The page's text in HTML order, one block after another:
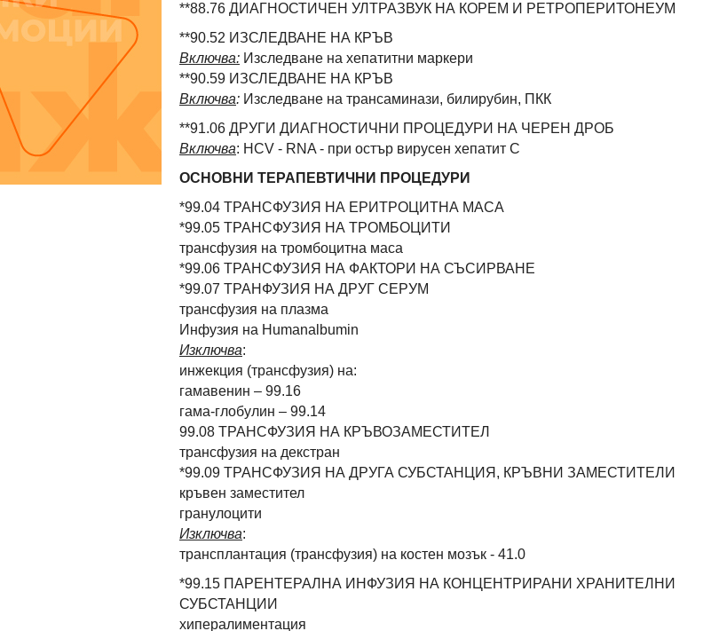
**88.76 ДИАГНОСТИЧЕН УЛТРАЗВУК НА КОРЕМ И РЕТРОПЕРИТОНЕУМ
**90.52 ИЗСЛЕДВАНЕ НА КРЪВ
Включва: Изследване на хепатитни маркери
**90.59 ИЗСЛЕДВАНЕ НА КРЪВ
Включва: Изследване на трансаминази, билирубин, ПКК
**91.06 ДРУГИ ДИАГНОСТИЧНИ ПРОЦЕДУРИ НА ЧЕРЕН ДРОБ
Включва: HCV - RNA - при остър вирусен хепатит C
ОСНОВНИ ТЕРАПЕВТИЧНИ ПРОЦЕДУРИ
*99.04 ТРАНСФУЗИЯ НА ЕРИТРОЦИТНА МАСА
*99.05 ТРАНСФУЗИЯ НА ТРОМБОЦИТИ
трансфузия на тромбоцитна маса
*99.06 ТРАНСФУЗИЯ НА ФАКТОРИ НА СЪСИРВАНЕ
*99.07 ТРАНФУЗИЯ НА ДРУГ СЕРУМ
трансфузия на плазма
Инфузия на Humanalbumin
Изключва:
инжекция (трансфузия) на:
гамавенин – 99.16
гама-глобулин – 99.14
99.08 ТРАНСФУЗИЯ НА КРЪВОЗАМЕСТИТЕЛ
трансфузия на декстран
*99.09 ТРАНСФУЗИЯ НА ДРУГА СУБСТАНЦИЯ, КРЪВНИ ЗАМЕСТИТЕЛИ
кръвен заместител
гранулоцити
Изключва:
трансплантация (трансфузия) на костен мозък - 41.0
*99.15 ПАРЕНТЕРАЛНА ИНФУЗИЯ НА КОНЦЕНТРИРАНИ ХРАНИТЕЛНИ
СУБСТАНЦИИ
хипералиментация